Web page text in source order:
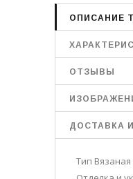
ОПИСАНИЕ
ОТЗЫВЫ
ДОСТАВКА
Тип